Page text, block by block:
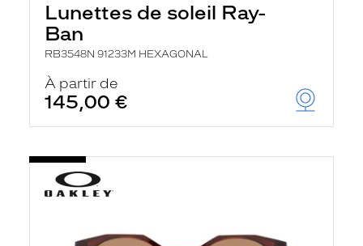
Lunettes de soleil Ray-
Ban
RB3548N 91233M HEXAGONAL
À partir de
145,00 €